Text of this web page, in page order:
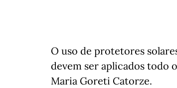
O uso de protetores
devem ser aplicados todo
Maria Goreti Catorze.